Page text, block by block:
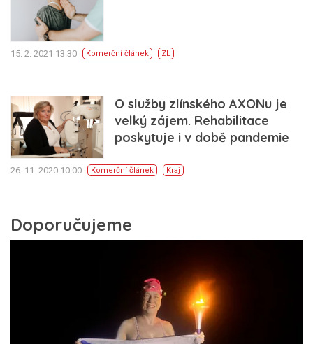
15. 2. 2021 13:30 Komerční článek ZL
O služby zlínského AXONu je
velký zájem. Rehabilitace
poskytuje i v době pandemie
26. 11. 2020 10:00 Komerční článek Kraj